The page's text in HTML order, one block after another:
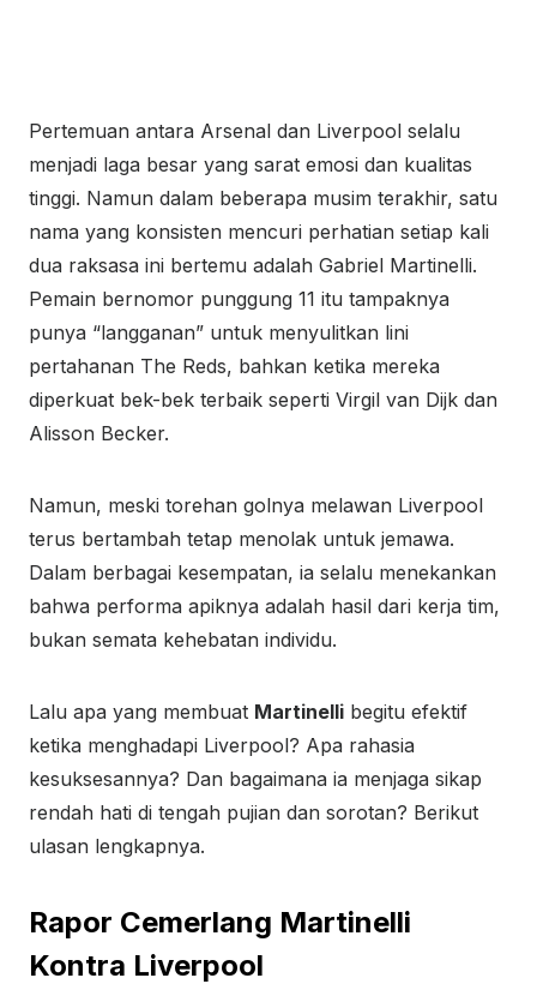
Pertemuan antara Arsenal dan Liverpool selalu
menjadi laga besar yang sarat emosi dan kualitas
tinggi. Namun dalam beberapa musim terakhir, satu
nama yang konsisten mencuri perhatian setiap kali
dua raksasa ini bertemu adalah Gabriel Martinelli.
Pemain bernomor punggung 11 itu tampaknya
punya “langganan” untuk menyulitkan lini
pertahanan The Reds, bahkan ketika mereka
diperkuat bek-bek terbaik seperti Virgil van Dijk dan
Alisson Becker.
Namun, meski torehan golnya melawan Liverpool
terus bertambah tetap menolak untuk jemawa.
Dalam berbagai kesempatan, ia selalu menekankan
bahwa performa apiknya adalah hasil dari kerja tim,
bukan semata kehebatan individu.
Lalu apa yang membuat Martinelli begitu efektif
ketika menghadapi Liverpool? Apa rahasia
kesuksesannya? Dan bagaimana ia menjaga sikap
rendah hati di tengah pujian dan sorotan? Berikut
ulasan lengkapnya.
Rapor Cemerlang Martinelli
Kontra Liverpool